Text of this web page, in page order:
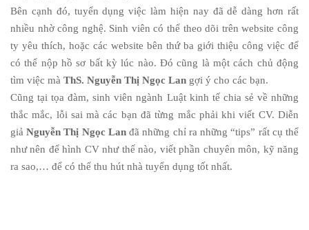
Bên cạnh đó, tuyển dụng việc làm hiện nay đã dễ dàng hơn rất
nhiều nhờ công nghệ. Sinh viên có thể theo dõi trên website công
ty yêu thích, hoặc các website bên thứ ba giới thiệu công việc để
có thể nộp hồ sơ bất kỳ lúc nào. Đó cũng là một cách chủ động
tìm việc mà ThS. Nguyễn Thị Ngọc Lan gợi ý cho các bạn.
Cũng tại tọa đàm, sinh viên ngành Luật kinh tế chia sẻ về những
thắc mắc, lỗi sai mà các bạn đã từng mắc phải khi viết CV. Diễn
giảNguyễn Thị Ngọc Lanđã những chỉ ra những “tips” rất cụ thể
như nên để hình CV như thế nào, viết phần chuyên môn, kỹ năng
ra sao,… để có thể thu hút nhà tuyển dụng tốt nhất.